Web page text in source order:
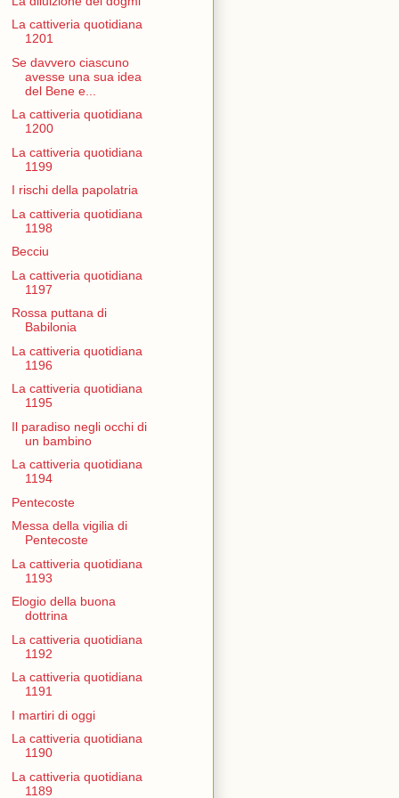
La cattiveria quotidiana
1201
Se davvero ciascuno
avesse una sua idea
del Bene e...
La cattiveria quotidiana
1200
La cattiveria quotidiana
1199
I rischi della papolatria
La cattiveria quotidiana
1198
Becciu
La cattiveria quotidiana
1197
Rossa puttana di
Babilonia
La cattiveria quotidiana
1196
La cattiveria quotidiana
1195
Il paradiso negli occhi di
un bambino
La cattiveria quotidiana
1194
Pentecoste
Messa della vigilia di
Pentecoste
La cattiveria quotidiana
1193
Elogio della buona
dottrina
La cattiveria quotidiana
1192
La cattiveria quotidiana
1191
I martiri di oggi
La cattiveria quotidiana
1190
La cattiveria quotidiana
1189